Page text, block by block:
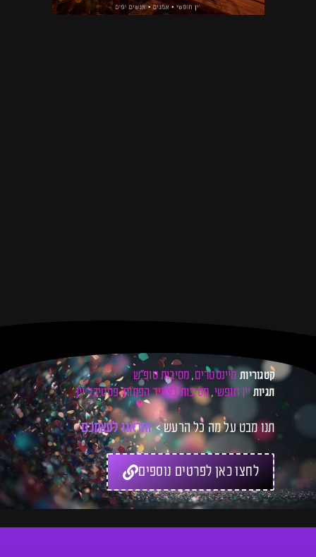
קטגוריות מיינסטרים, מסיבות סופ"ש
תגיות יין חופשי,מסיבות באוויר הפתוח,פסטיבל יין
תנו מבט על מה כל הרעש > ותדאגו לעצמכם לכרט
לחצו כאן לפרטים נוספים